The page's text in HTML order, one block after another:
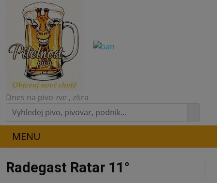
Dnes na pivo zve , zítra
MENU
Radegast Ratar 11°